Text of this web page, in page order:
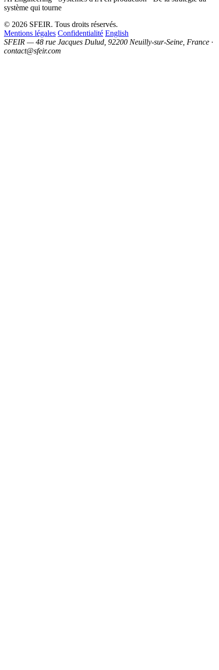
système qui tourne
© 2026 SFEIR. Tous droits réservés.
Mentions légales Confidentialité English
SFEIR — 48 rue Jacques Dulud, 92200 Neuilly-sur-Seine, France ·
contact@sfeir.com